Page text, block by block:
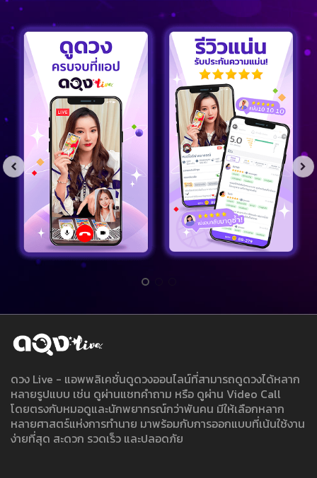
ดวง Live - แอพพลิเคชั่นดูดวงออนไลน์ที่สามารถดูดวงได้หลาก
หลายรูปแบบ เช่น ดูผ่านแชทคำถาม หรือ ดูผ่าน Video Call
โดยตรงกับหมอดูและนักพยากรณ์กว่าพันคน มีให้เลือกหลาก
หลายศาสตร์แห่งการทำนาย มาพร้อมกับการออกแบบที่เน้นใช้งาน
ง่ายที่สุด สะดวก รวดเร็ว และปลอดภัย